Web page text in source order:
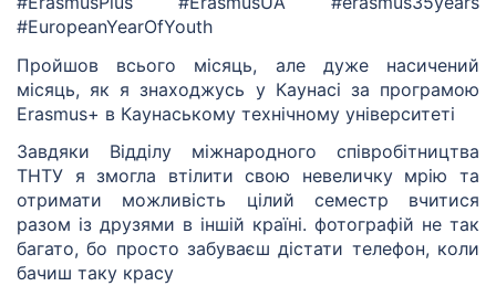
#EuropeanYearOfYouth
Пройшов всього місяць, але дуже насичений
місяць, як я знаходжусь у Каунасі за програмою
Erasmus+ в Каунаському технічному університеті
Завдяки Відділу міжнародного співробітництва
ТНТУ я змогла втілити свою невеличку мрію та
отримати можливість цілий семестр вчитися
разом із друзями в іншій країні. фотографій не так
багато, бо просто забуваєш дістати телефон, коли
бачиш таку красу